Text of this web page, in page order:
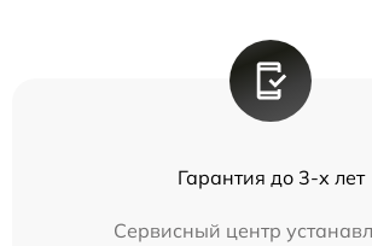
Гарантия до 3-х лет
Сервисный центр